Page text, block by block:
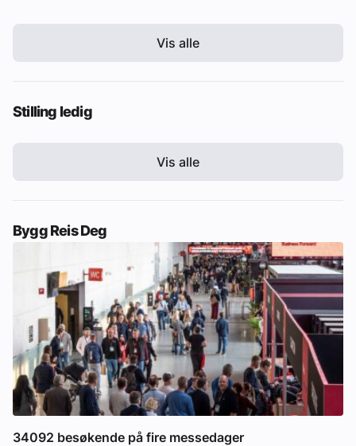
Vis alle
Stilling ledig
Vis alle
Bygg Reis Deg
34092 besøkende på fire messedager